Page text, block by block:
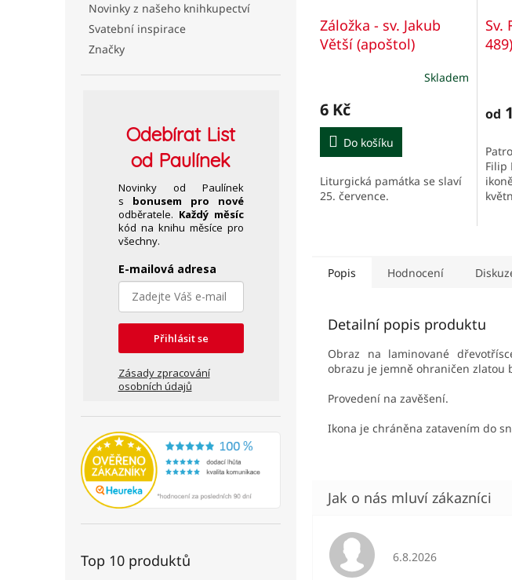
Novinky z našeho knihkupectví
Svatební inspirace
Značky
OdebíratList
od Paulínek
Novinky od Paulínek
s bonusem pro nové
odběratele. Každý měsíc
kód na knihu měsíce pro
všechny.
E-mailová adresa
Přihlásit se
Zásady zpracování
osobních údajů
Top 10 produktů
Záložka - sv. Jakub
Větší (apoštol)
produktu
je
5,0
z
hvězdiček.
Skladem
6 Kč
Do košíku
Liturgická památka se slaví
25. července.
Sv.
489)
od
Filip
Popis Hodnocení
Detailní popis produktu
Obraz na laminované
obrazu je jemně ohraničen zlatou
Provedení na zavěšení.
Ikona je chráněna zatavením do
Hodnocení obchodu je
6.8.2026